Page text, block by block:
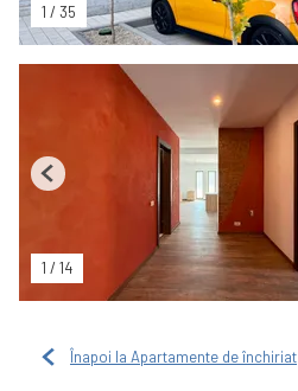
1 / 35
1 / 14
Previous
Înapoi la Apartamente de închiriat